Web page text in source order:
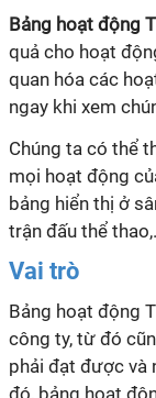
Bảng hoạt động
quả cho hoạt
quan hóa các
ngay khi xem
Chúng ta có thể
mọi hoạt động
bảng hiển thị ở
trận đấu thể
Vai trò
Bảng hoạt động
công ty, từ đó
phải đạt được và
đó, bảng hoạt